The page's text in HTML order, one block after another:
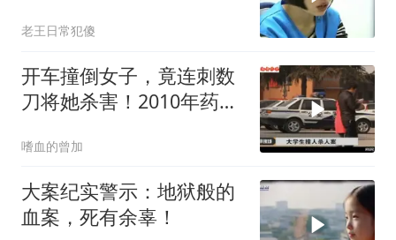
老王日常犯傻
开车撞倒女子，竟连刺数
刀将她杀害！2010年药家
嗜血的曾加
大案纪实警示：地狱般的
血案，死有余辜！